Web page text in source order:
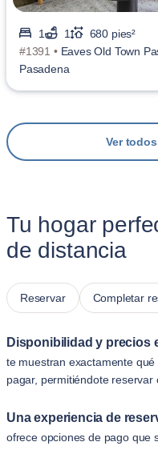
1 1
680 pies²
#1391 • Eaves Old Town
Pasadena
Ver
Tu hogar
de distancia
Reservar Completar
Disponibilidad y precios
te muestran exactamente
pagar, permitiéndote reservar
Una experiencia de
ofrece opciones de pago que